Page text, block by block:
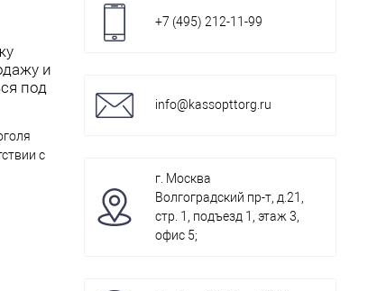
и
под
с
+7 (495) 212-11-99
info@kassopttorg.ru
г. Москва
Волгоградский пр-т, д.21,
стр. 1, подъезд 1, этаж 3,
офис 5;